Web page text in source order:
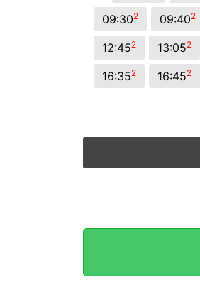
09:302 09:402
12:452 13:052
16:352 16:452